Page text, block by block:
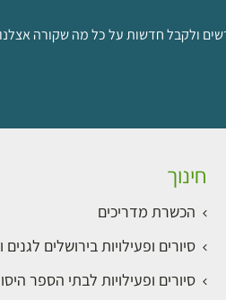
ולקבל חדשות על כל מה שקורה אצלנו
חינוך
הכשרת מדריכים
סיורים ופעילויות בירושלים לגנים
סיורים ופעילויות לבתי הספר